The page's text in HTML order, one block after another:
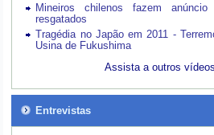
Mineiros chilenos fazem
resgatados
Tragédia no Japão em 2011 -
Usina de Fukushima
Assista a outros
Entrevistas